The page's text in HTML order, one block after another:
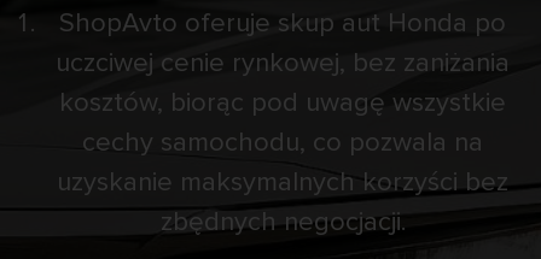
ShopAvto oferuje skup aut Honda po
uczciwej cenie rynkowej, bez zaniżania
kosztów, biorąc pod uwagę wszystkie
cechy samochodu, co pozwala na
uzyskanie maksymalnych korzyści bez
zbędnych negocjacji.